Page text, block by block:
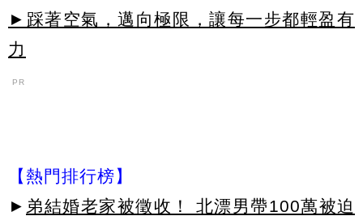
►踩著空氣，邁向極限，讓每一步都輕盈有
力
PR
【熱門排行榜】
► 弟結婚老家被徵收！ 北漂男帶100萬被迫